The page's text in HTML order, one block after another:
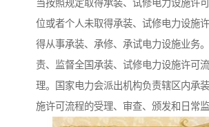
当按照规定取得承装、试修电力设施许
位或者个人未取得承装、试修电力设施
得从事承装、承修、承试电力设施业务
责、监督全国承装、试修电力设施许可
理。国家电力会派出机构负责辖区内承
施许可流程的受理、审查、颁发和日常监